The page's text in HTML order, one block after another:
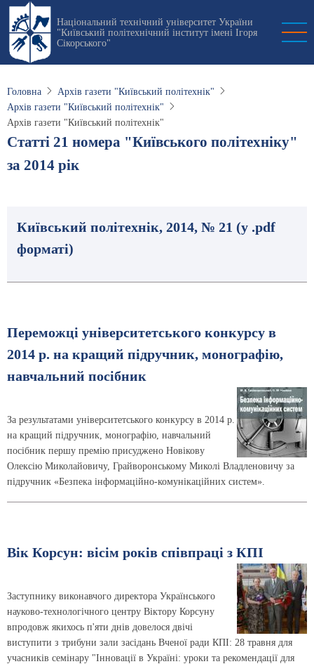
Перейти
основного
вмісту
Національний технічний університет України
"Київський політехнічний інститут імені Ігоря
Сікорського"
Головна
Архів газети "Київський політехнік"
Архів газети "Київський політехнік"
Архів газети "Київський політехнік"
Статті 21 номера "Київського політехніку"
за 2014 рік
Київський політехнік, 2014, № 21 (у .pdf
форматі)
Переможці університетського конкурсу в
2014 р. на кращий підручник, монографію,
навчальний посібник
За результатами університетського конкурсу в 2014 р.
на кращий підручник, монографію, навчальний
посібник першу премію присуджено Новікову
Олексію Миколайовичу, Грайворонському Миколі Владленовичу за
підручник «Безпека інформаційно-комунікаційних систем».
Вік Корсун: вісім років співпраці з КПІ
Заступнику виконавчого директора Українського
науково-технологічного центру Віктору Корсуну
впродовж якихось п'яти днів довелося двічі
виступити з трибуни зали засідань Вченої ради КПІ: 28 травня для
учасників семінару "Інновації в Україні: уроки та рекомендації для